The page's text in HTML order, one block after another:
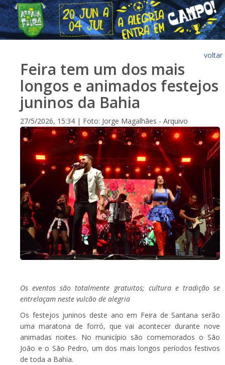
voltar
Feira tem um dos mais
longos e animados festejos
juninos da Bahia
27/5/2026, 15:34 | Foto: Jorge Magalhães - Arquivo
Os eventos são totalmente gratuitos; cultura e tradição se
entrelaçam neste vulcão de alegria
Os festejos juninos deste ano em Feira de Santana serão
uma maratona de forró, que vai acontecer durante nove
animadas noites. No município são comemorados o São
João e o São Pedro, um dos mais longos períodos festivos
de toda a Bahia.